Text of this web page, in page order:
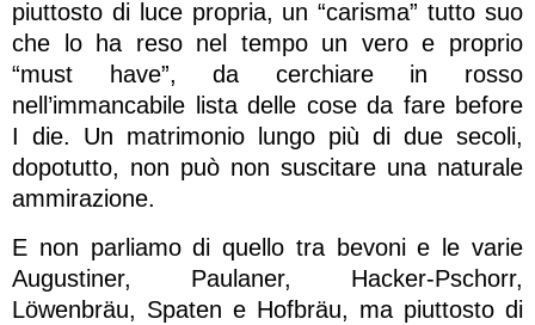
piuttosto di luce propria, un “carisma” tutto suo
che lo ha reso nel tempo un vero e proprio
“must have”, da cerchiare in rosso
nell’immancabile lista delle cose da fare before
I die. Un matrimonio lungo più di due secoli,
dopotutto, non può non suscitare una naturale
ammirazione.
E non parliamo di quello tra bevoni e le varie
Augustiner, Paulaner, Hacker-Pschorr,
Löwenbräu, Spaten e Hofbräu, ma piuttosto di